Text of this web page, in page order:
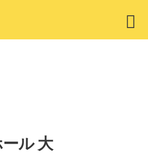
ル 大